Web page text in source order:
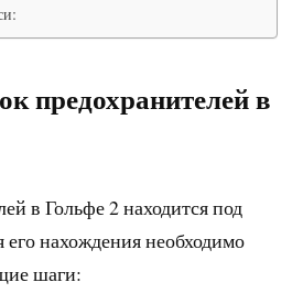
предохранителей в
в Гольфе 2 находится под
его нахождения необходимо
шаги: